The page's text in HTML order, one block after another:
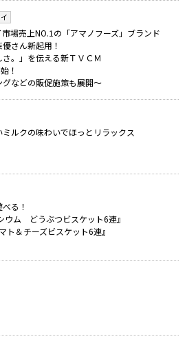
場売上NO.1の「アマノフーズ」ブランド
さん新起用！
さ。」を伝える新ＴＶＣＭ
！
などの販促施策も展開～
ルクの味わいでほっとリラックス
る！
ウム どうぶつビスケット6連』
ト＆チーズビスケット6連』